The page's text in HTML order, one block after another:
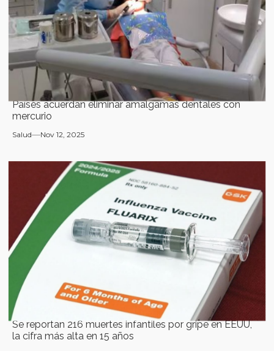
Países acuerdan eliminar amalgamas dentales con
mercurio
Salud Nov 12, 2025
Se reportan 216 muertes infantiles por gripe en EEUU,
la cifra más alta en 15 años